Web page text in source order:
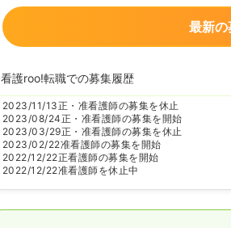
最新の
看護roo!転職での募集履歴
2023/11/13正・准看護師の募集を休止
2023/08/24正・准看護師の募集を開始
2023/03/29正・准看護師の募集を休止
2023/02/22准看護師の募集を開始
2022/12/22正看護師の募集を開始
2022/12/22准看護師を休止中